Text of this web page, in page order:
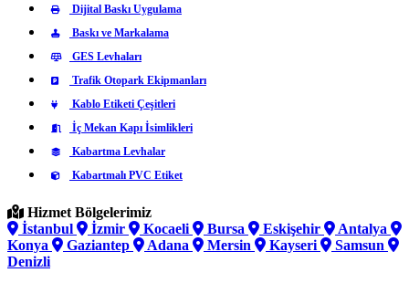
Dijital Baskı Uygulama
Baskı ve Markalama
GES Levhaları
Trafik Otopark Ekipmanları
Kablo Etiketi Çeşitleri
İç Mekan Kapı İsimlikleri
Kabartma Levhalar
Kabartmalı PVC Etiket
Hizmet Bölgelerimiz
İstanbul
İzmir Kocaeli Bursa Eskişehir
Antalya
Konya
Gaziantep Adana Mersin Kayseri
Samsun
Denizli